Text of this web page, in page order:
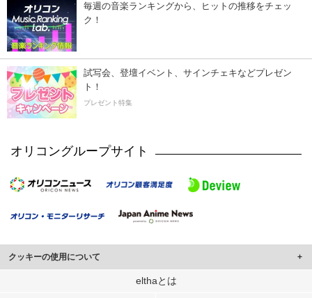
毎週の音楽ランキングから、ヒットの推移をチェッ
ク！
試写会、登壇イベント、サインチェキなどプレゼン
ト！
プレゼント特集
オリコングループサイト
クッキーの使用について
このサイトでは Cookie を使用して、ユーザーに合わせたコンテンツや広告の
elthaとは